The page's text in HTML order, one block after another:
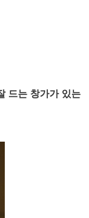
드는 창가가 있는